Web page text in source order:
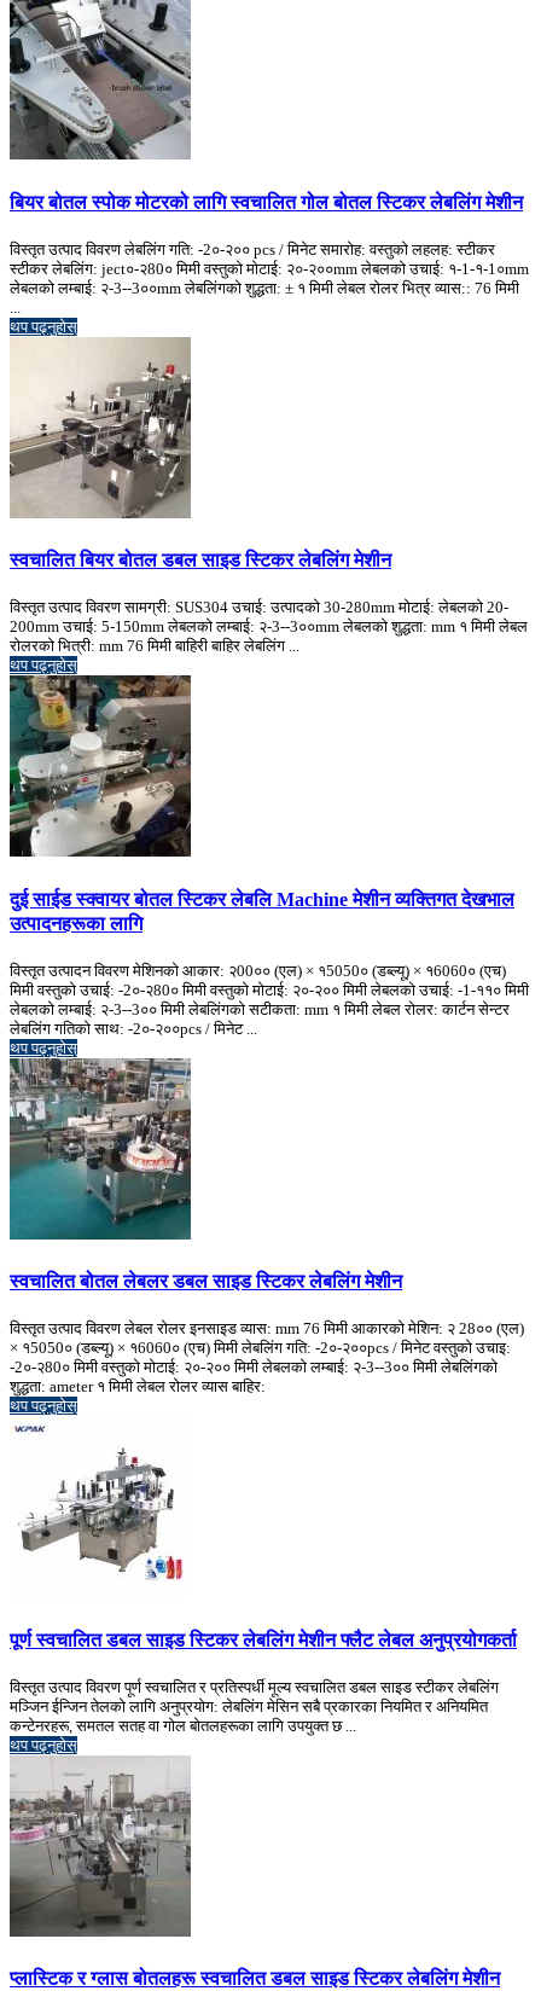
बियर बोतल स्पोक मोटरको लागि स्वचालित गोल बोतल स्टिकर लेबलिंग मेशीन
विस्तृत उत्पाद विवरण लेबलिंग गति: -2०-२०० pcs / मिनेट समारोह: वस्तुको लहलह: स्टीकर
स्टीकर लेबलिंग: ject०-२80० मिमी वस्तुको मोटाई: २०-२००mm लेबलको उचाई: १-1-१-1०mm
लेबलको लम्बाई: २-3--3००mm लेबलिंगको शुद्धता: ± १ मिमी लेबल रोलर भित्र व्यास:: 76 मिमी
थप पढ्नुहोस्
स्वचालित बियर बोतल डबल साइड स्टिकर लेबलिंग मेशीन
विस्तृत उत्पाद विवरण सामग्री: SUS304 उचाई: उत्पादको 30-280mm मोटाई: लेबलको 20-
200mm उचाई: 5-150mm लेबलको लम्बाई: २-3--3००mm लेबलको शुद्धता: mm १ मिमी लेबल
रोलरको भित्री: mm 76 मिमी बाहिरी बाहिर लेबलिंग ...
थप पढ्नुहोस्
दुई साईड स्क्वायर बोतल स्टिकर लेबलि Machine मेशीन व्यक्तिगत देखभाल
उत्पादनहरूका लागि
विस्तृत उत्पादन विवरण मेशिनको आकार: २00०० (एल) × १5050० (डब्ल्यू) × १6060० (एच)
मिमी वस्तुको उचाई: -2०-२80० मिमी वस्तुको मोटाई: २०-२०० मिमी लेबलको उचाई: -1-११० मिमी
लेबलको लम्बाई: २-3--3०० मिमी लेबलिंगको सटीकता: mm १ मिमी लेबल रोलर: कार्टन सेन्टर
लेबलिंग गतिको साथ: -2०-२००pcs / मिनेट ...
थप पढ्नुहोस्
स्वचालित बोतल लेबलर डबल साइड स्टिकर लेबलिंग मेशीन
विस्तृत उत्पाद विवरण लेबल रोलर इनसाइड व्यास: mm 76 मिमी आकारको मेशिन: २ 28०० (एल)
× १5050० (डब्ल्यू) × १6060० (एच) मिमी लेबलिंग गति: -2०-२००pcs / मिनेट वस्तुको उचाइ:
-2०-२80० मिमी वस्तुको मोटाई: २०-२०० मिमी लेबलको लम्बाई: २-3--3०० मिमी लेबलिंगको
शुद्धता: ameter १ मिमी लेबल रोलर व्यास बाहिर:
थप पढ्नुहोस्
पूर्ण स्वचालित डबल साइड स्टिकर लेबलिंग मेशीन फ्लैट लेबल अनुप्रयोगकर्ता
विस्तृत उत्पाद विवरण पूर्ण स्वचालित र प्रतिस्पर्धी मूल्य स्वचालित डबल साइड स्टीकर लेबलिंग
मञ्जिन ईन्जिन तेलको लागि अनुप्रयोग: लेबलिंग मेसिन सबै प्रकारका नियमित र अनियमित
कन्टेनरहरू, समतल सतह वा गोल बोतलहरूका लागि उपयुक्त छ ...
थप पढ्नुहोस्
प्लास्टिक र ग्लास बोतलहरू स्वचालित डबल साइड स्टिकर लेबलिंग मेशीन